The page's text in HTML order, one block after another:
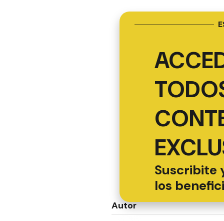
Suscribite
los
Autor